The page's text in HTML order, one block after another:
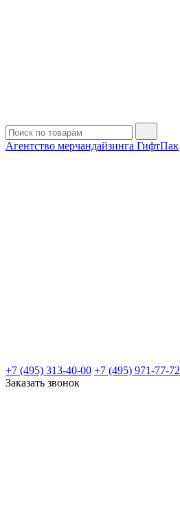
Агентство мерчандайзинга ГифтПак
+7 (495) 313-40-00 +7 (495) 971-77-72
Заказать звонок